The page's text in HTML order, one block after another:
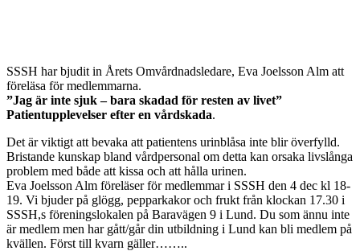
SSSH har bjudit in Årets Omvårdnadsledare, Eva Joelsson Alm att
föreläsa för medlemmarna.
”Jag är inte sjuk – bara skadad för resten av livet”
Patientupplevelser efter en vårdskada.
Det är viktigt att bevaka att patientens urinblåsa inte blir överfylld.
Bristande kunskap bland vårdpersonal om detta kan orsaka livslånga
problem med både att kissa och att hålla urinen.
Eva Joelsson Alm föreläser för medlemmar i SSSH den 4 dec kl 18-
19. Vi bjuder på glögg, pepparkakor och frukt från klockan 17.30 i
SSSH,s föreningslokalen på Baravägen 9 i Lund. Du som ännu inte
är medlem men har gått/går din utbildning i Lund kan bli medlem på
kvällen. Först till kvarn gäller……..